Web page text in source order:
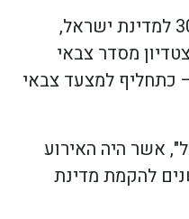
ביום העצמאות ה-30 למדינת ישראל,
מסדר צבאי
כתחליף למצעד צבאי
אשר היה האירוע
הרשמי לציון 50 שנים להקמת מדינת